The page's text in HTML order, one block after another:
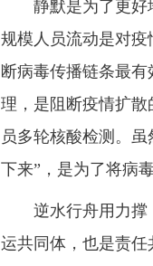
静默是为了更好地
规模人员流动是对疫
断病毒传播链条最
理，是阻断疫情扩散
员多轮核酸检测。
下来”，是为了将病
逆水行舟用力撑，
运共同体，也是责